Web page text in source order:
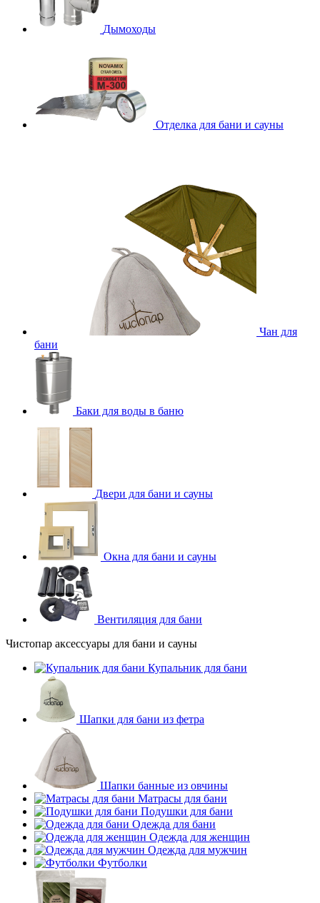
Дымоходы
Отделка для бани и сауны
Чан для
бани
Баки для воды в баню
Двери для бани и сауны
Окна для бани и сауны
Вентиляция для бани
Чистопар аксессуары для бани и сауны
Купальник для бани
Шапки для бани из фетра
Шапки банные из овчины
Матрасы для бани
Подушки для бани
Одежда для бани
Одежда для женщин
Одежда для мужчин
Футболки